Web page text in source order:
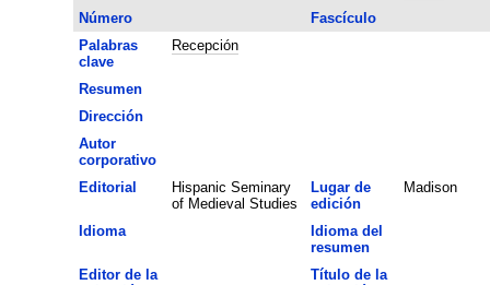
Número
Fascículo
Palabras
clave
Recepción
Resumen
Dirección
Autor
corporativo
Editorial
Hispanic Seminary
of Medieval Studies
Lugar de
edición
Madison
Idioma
Idioma del
resumen
Editor de la
Título de la